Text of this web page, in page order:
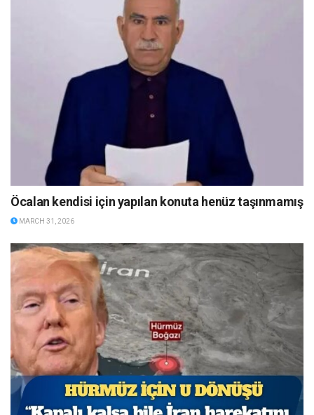
Öcalan kendisi için yapılan konuta henüz taşınmamış
MARCH 31, 2026